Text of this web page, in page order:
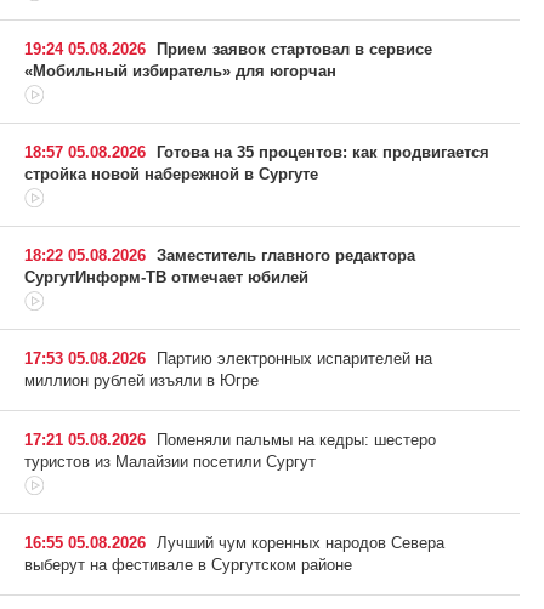
19:24 05.08.2026
Прием заявок стартовал в сервисе
«Мобильный избиратель» для югорчан
18:57 05.08.2026
Готова на 35 процентов: как продвигается
стройка новой набережной в Сургуте
18:22 05.08.2026 Заместитель главного редактора
СургутИнформ-ТВ отмечает юбилей
17:53 05.08.2026
Партию электронных испарителей на
миллион рублей изъяли в Югре
17:21 05.08.2026
Поменяли пальмы на кедры: шестеро
туристов из Малайзии посетили Сургут
16:55 05.08.2026 Лучший чум коренных народов Севера
выберут на фестивале в Сургутском районе